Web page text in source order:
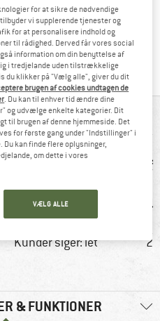
her Åbnes i en infoboks
- oplysningerne får du
Kunder siger: let
& FUNKTIONER
for at sikre de nødvendige
vi supplerende tjenester og
for at personalisere indhold og
til rådighed. Derved får vores social
information om din benyttelse af
i tredjelande uden tilstrækkelige
du klikker på "Vælg alle", giver du dit
brugen af cookies undtagen de
. Du kan til enhver tid ændre dine
og udvælge enkelte kategorier. Dit
til brugen af denne hjemmeside. Det
for første gang under "Indstillinger" i
Du kan finde flere oplysninger,
om dette i vores
VÆLG ALLE